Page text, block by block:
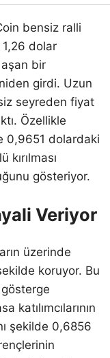
bensiz ralli
dolar
aşan bir
girdi. Uzun
seyreden fiyat
Özellikle
0,9651 dolardaki
gösteriyor.
Veriyor
üzerinde
koruyor. Bu
katılımcılarının
şekilde 0,6856